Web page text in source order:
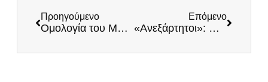
Προηγούμενο
Ομολογία του Μαργαρίτη Σχοινά: «Εγκρίναμε θεραπείες αλλά δεν τις αγοράζουμε, θέλουμε να προωθήσουμε τα εμβόλια»
Επόμενο
«Ανεξάρτητοι»: Η Λινού σε συγκέντρωση του ΓΑΠ με σημαία ΠΑΣΟΚ – Η Γκάγκα υποψήφια με τη ΝΔ